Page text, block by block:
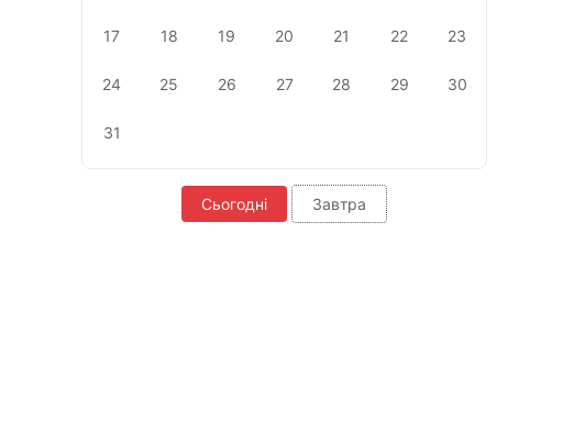
17 18 19 20 21 22 23
24 25 26 27 28 29 30
31
Сьогодні Завтра